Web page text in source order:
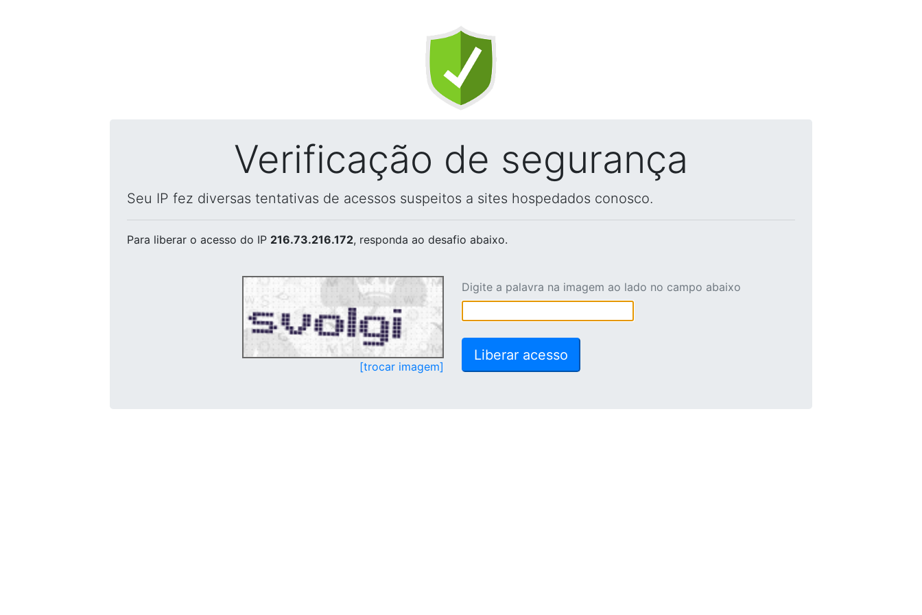
Verificação de segurança
Seu IP fez diversas tentativas de acessos suspeitos a sites hospedados conosco.
Para liberar o acesso do IP 216.73.216.172, responda ao desafio abaixo.
[trocar imagem]
Digite a palavra na imagem ao lado no campo abaixo